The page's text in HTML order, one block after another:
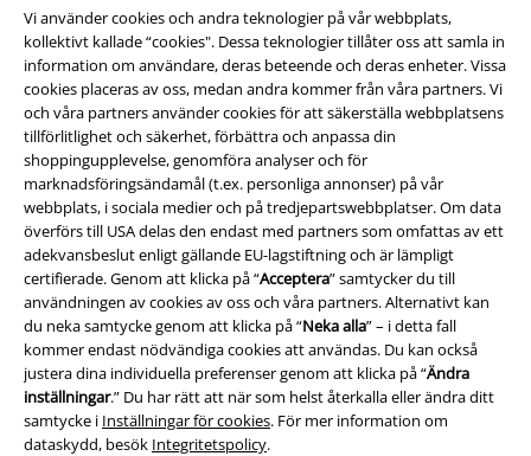
Vi använder cookies och andra teknologier på vår webbplats,
kollektivt kallade “cookies". Dessa teknologier tillåter oss att samla in
information om användare, deras beteende och deras enheter. Vissa
cookies placeras av oss, medan andra kommer från våra partners. Vi
och våra partners använder cookies för att säkerställa webbplatsens
tillförlitlighet och säkerhet, förbättra och anpassa din
shoppingupplevelse, genomföra analyser och för
marknadsföringsändamål (t.ex. personliga annonser) på vår
webbplats, i sociala medier och på tredjepartswebbplatser. Om data
överförs till USA delas den endast med partners som omfattas av ett
adekvansbeslut enligt gällande EU-lagstiftning och är lämpligt
certifierade. Genom att klicka på “Acceptera” samtycker du till
användningen av cookies av oss och våra partners. Alternativt kan
du neka samtycke genom att klicka på “Neka alla” – i detta fall
kommer endast nödvändiga cookies att användas. Du kan också
justera dina individuella preferenser genom att klicka på “Ändra
inställningar.” Du har rätt att när som helst återkalla eller ändra ditt
samtycke i Inställningar för cookies. För mer information om
dataskydd, besök Integritetspolicy.
EMP-appen
Ladda ner EMP-appen nu och ta del av många fördelar!
A Warner Music Group Company